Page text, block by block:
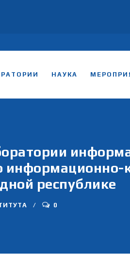
НАУКА
информационно-
республике
0